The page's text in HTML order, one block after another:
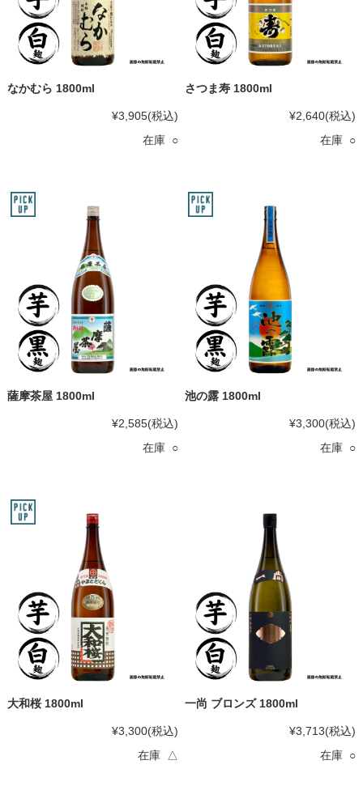
なかむら 1800ml
¥3,905(税込)
在庫 ○
さつま寿 1800ml
¥2,640(税込)
在庫 ○
薩摩茶屋 1800ml
¥2,585(税込)
在庫 ○
池の露 1800ml
¥3,300(税込)
在庫 ○
大和桜 1800ml
¥3,300(税込)
在庫 △
一尚 ブロンズ 1800ml
¥3,713(税込)
在庫 ○